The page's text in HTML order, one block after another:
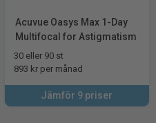
Acuvue Oasys Max 1-Day
Multifocal for Astigmatism
30 eller 90 st
893 kr per månad
Jämför 9 priser